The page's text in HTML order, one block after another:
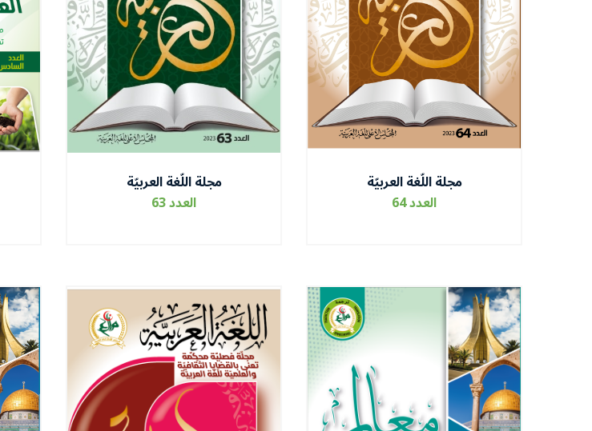
مجلة اللّغة العربيّة
العدد 64
مجلة اللّغة العربيّة
العدد 63